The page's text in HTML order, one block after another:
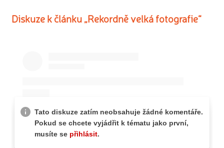
Diskuze k článku „Rekordně velká fotografie“